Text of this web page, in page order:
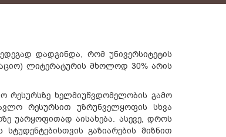
დადგინდა, რომ უნივერსიტეტის
ლიტერატურის მხოლოდ 30% არის
რესურსზე ხელმიუწვდომელობის გამო
რესურსით უზრუნველყოფის სხვა
უარყოფითად აისახება. ასევე, დროს
გაზიარების მიზნით